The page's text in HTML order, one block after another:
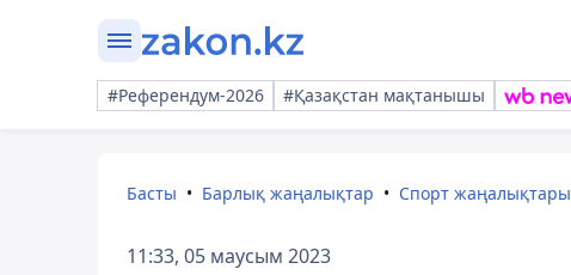
#Референдум-2026 #Қазақстан мақтанышы
Басты Барлық жаңалықтар Спорт жаңалықтары
11:33, 05 маусым 2023